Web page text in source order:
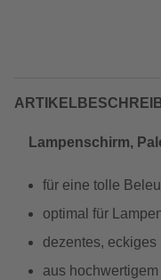
Lampenschirm,
für eine tolle
optimal für
dezentes, eckiges
aus